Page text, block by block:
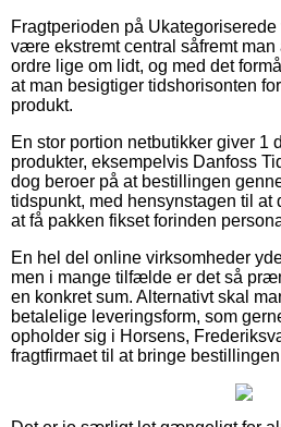
Fragtperioden på
være ekstremt central såfremt
ordre lige om lidt, og med det
at man besigtiger tidshorisonten
produkt.
En stor portion netbutikker giver 1
produkter, eksempelvis Danfoss
dog beroer på at bestillingen
tidspunkt, med hensynstagen til at
at få pakken fikset forinden
En hel del online virksomheder
men i mange tilfælde er det så
en konkret sum. Alternativt skal
betalelige leveringsform, som
opholder sig i Horsens,
fragtfirmaet til at bringe